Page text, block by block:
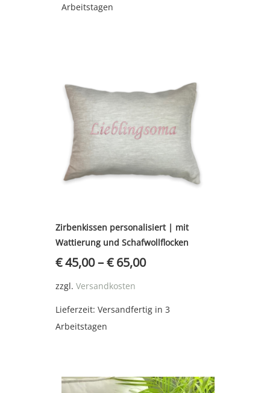
Arbeitstagen
Zirbenkissen personalisiert | mit
Wattierung und Schafwollflocken
€45,00–€65,00
zzgl. Versandkosten
Lieferzeit: Versandfertig in 3
Arbeitstagen